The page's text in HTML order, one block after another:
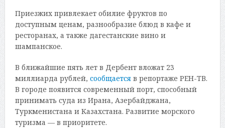
Приезжих привлекает обилие фруктов по
доступным ценам, разнообразие блюд в кафе и
ресторанах, а также дагестанские вино и
шампанское.
В ближайшие пять лет в Дербент вложат 23
миллиарда рублей, сообщаетсяв репортаже РЕН-ТВ.
В городе появится современный порт, способный
принимать суда из Ирана, Азербайджана,
Туркменистана и Казахстана. Развитие морского
туризма — в приоритете.